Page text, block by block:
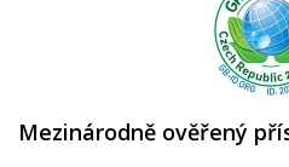
Mezinárodně ověřený